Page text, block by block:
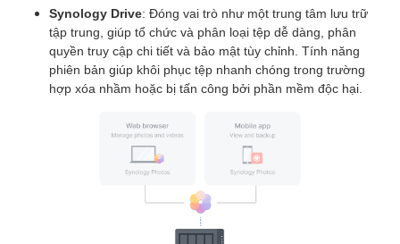
Synology Drive: Đóng vai trò như một trung tâm lưu trữ
tập trung, giúp tổ chức và phân loại tệp dễ dàng, phân
quyền truy cập chi tiết và bảo mật tùy chỉnh. Tính năng
phiên bản giúp khôi phục tệp nhanh chóng trong trường
hợp xóa nhầm hoặc bị tấn công bởi phần mềm độc hại.